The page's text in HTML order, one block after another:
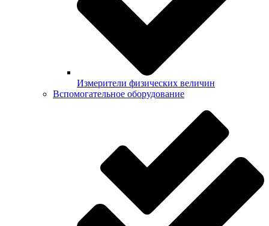
Измерители физических величин
Вспомогательное оборудование